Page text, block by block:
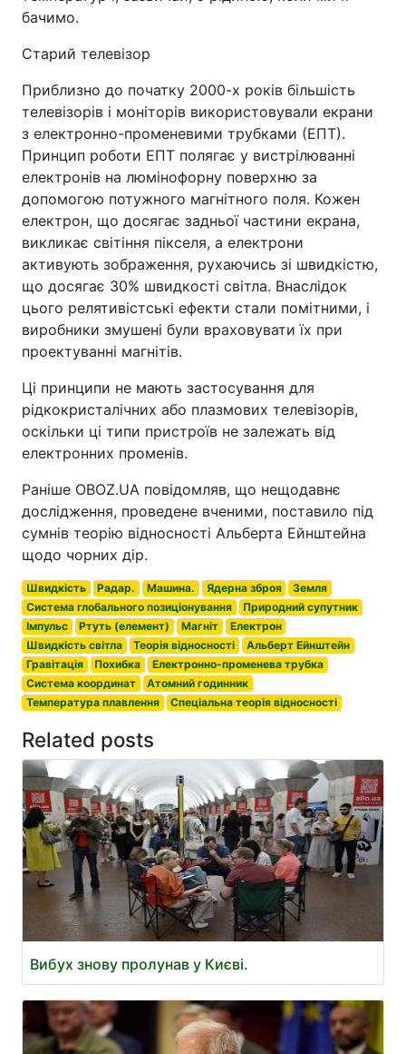
бачимо.
Старий телевізор
Приблизно до початку 2000-х років більшість
телевізорів і моніторів використовували екрани
з електронно-променевими трубками (ЕПТ).
Принцип роботи ЕПТ полягає у вистрілюванні
електронів на люмінофорну поверхню за
допомогою потужного магнітного поля. Кожен
електрон, що досягає задньої частини екрана,
викликає світіння пікселя, а електрони
активують зображення, рухаючись зі швидкістю,
що досягає 30% швидкості світла. Внаслідок
цього релятивістські ефекти стали помітними, і
виробники змушені були враховувати їх при
проектуванні магнітів.
Ці принципи не мають застосування для
рідкокристалічних або плазмових телевізорів,
оскільки ці типи пристроїв не залежать від
електронних променів.
Раніше OBOZ.UA повідомляв, що нещодавнє
дослідження, проведене вченими, поставило під
сумнів теорію відносності Альберта Ейнштейна
щодо чорних дір.
Швидкість Радар. Машина. Ядерна зброя
Земля
Система глобального позиціонування
Природний супутник
Імпульс
Ртуть (елемент) Магніт
Електрон
Швидкість світла
Теорія відносності
Альберт Ейнштейн
Гравітація
Похибка
Електронно-променева трубка
Система координат
Атомний годинник
Температура плавлення
Спеціальна теорія відносності
Related posts
Вибух знову пролунав у Києві.